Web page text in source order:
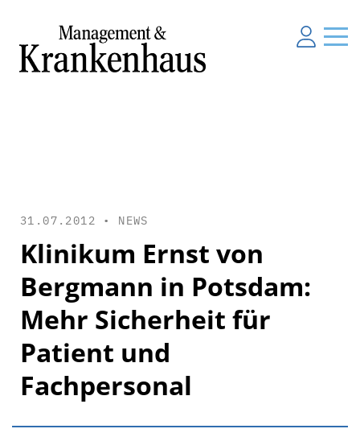
31.07.2012 • NEWS
Klinikum Ernst von
Bergmann in Potsdam:
Mehr Sicherheit für
Patient und
Fachpersonal